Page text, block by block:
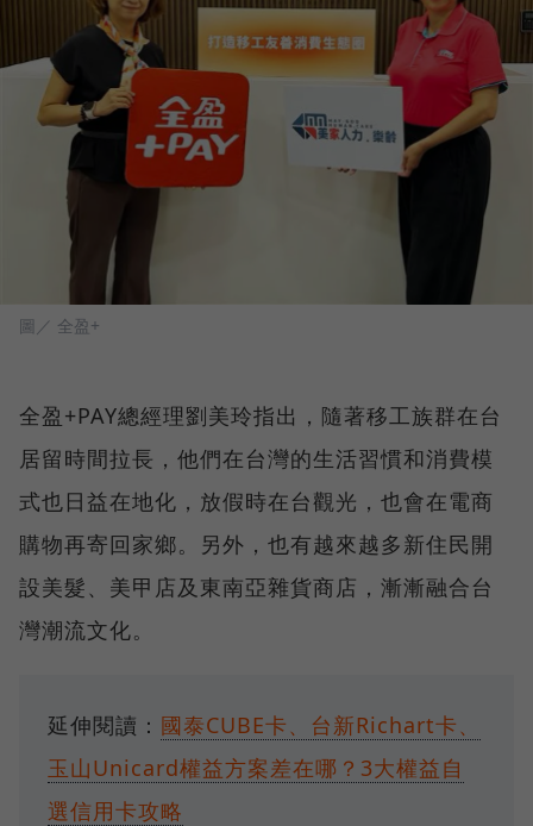
圖／ 全盈+
全盈+PAY總經理劉美玲指出，隨著移工族群在台
居留時間拉長，他們在台灣的生活習慣和消費模
式也日益在地化，放假時在台觀光，也會在電商
購物再寄回家鄉。另外，也有越來越多新住民開
設美髮、美甲店及東南亞雜貨商店，漸漸融合台
灣潮流文化。
延伸閱讀： 國泰CUBE卡、台新Richart卡、
玉山Unicard權益方案差在哪？3大權益自
選信用卡攻略